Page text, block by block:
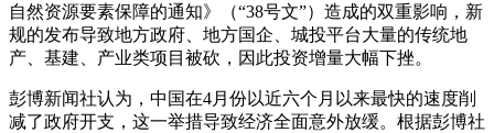
自然资源要素保障的通知》（“38号文”）造成的双重影响，新
规的发布导致地方政府、地方国企、城投平台大量的传统地
产、基建、产业类项目被砍，因此投资增量大幅下挫。
彭博新闻社认为，中国在4月份以近六个月以来最快的速度削
减了政府开支，这一举措导致经济全面意外放缓。根据彭博社